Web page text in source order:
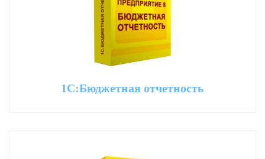
1С:Бюджетная отчетность